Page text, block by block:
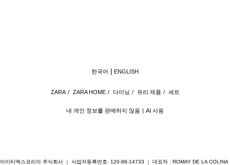
내 개인 정보를 판매하지 않음 AI 사용
ZARA / ZARA HOME / 다이닝 / 유리 제품 / 세트
한국어 ENGLISH
아이티엑스코리아 주식회사 ｜ 사업자등록번호: 120-88-14733 ｜ 대표자 : ROMAY DE LA COLINA